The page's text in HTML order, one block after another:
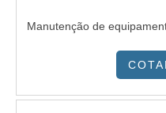
Manutenção de